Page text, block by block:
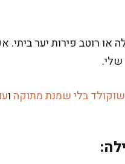
רוטב פירות יער
בלי שמנת מתוקה ו